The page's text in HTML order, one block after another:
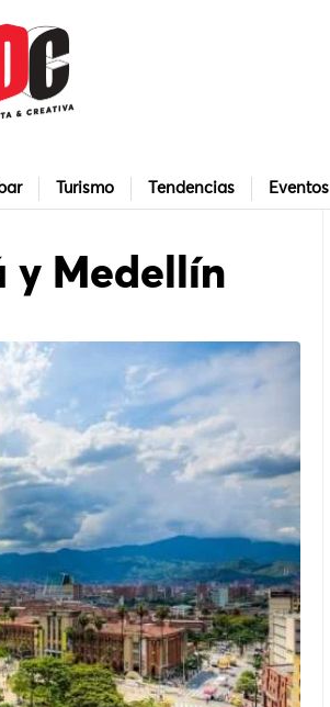
Turismo Tendencias Eventos
y Medellín